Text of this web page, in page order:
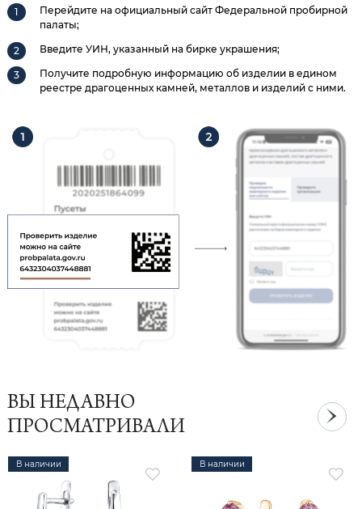
Перейдите на официальный сайт Федеральной пробирной
палаты;
Введите УИН, указанный на бирке украшения;
Получите подробную информацию об изделии в едином
реестре драгоценных камней, металлов и изделий с ними.
ВЫ НЕДАВНО
ПРОСМАТРИВАЛИ
В наличии В наличии